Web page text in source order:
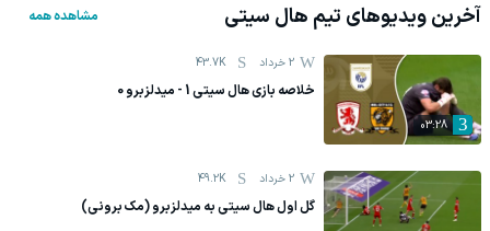
آخرین ویدیوهای تیم هال سیتی مشاهده همه
03:28
2 خرداد 43.7K
خلاصه بازی هال سیتی 1 - میدلزبرو 0
2 خرداد 49.2K
گل اول هال سیتی به میدلزبرو (مک برونی)